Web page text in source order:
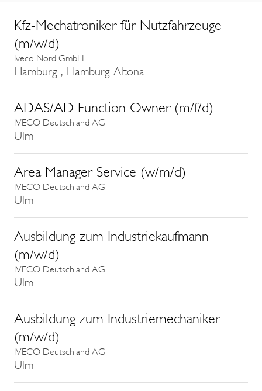
Kfz-Mechatroniker für Nutzfahrzeuge
(m/w/d)
Iveco Nord GmbH
Hamburg , Hamburg Altona
ADAS/AD Function Owner (m/f/d)
IVECO Deutschland AG
Ulm
Area Manager Service (w/m/d)
IVECO Deutschland AG
Ulm
Ausbildung zum Industriekaufmann
(m/w/d)
IVECO Deutschland AG
Ulm
Ausbildung zum Industriemechaniker
(m/w/d)
IVECO Deutschland AG
Ulm